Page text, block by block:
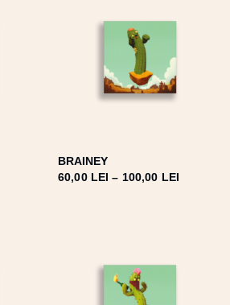
BRAINEY
60,00 LEI – 100,00 LEI